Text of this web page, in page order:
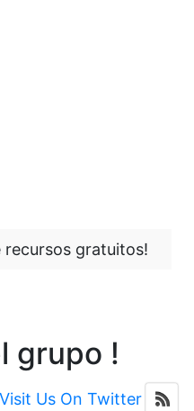
recursos gratuitos!
grupo !